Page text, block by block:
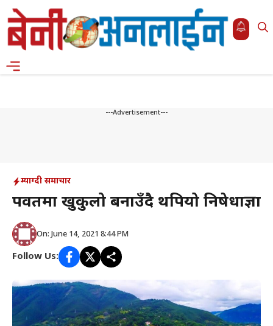
Skip
to
content
---Advertisement---
म्याग्दी समाचार
पर्वतमा खुकुलो बनाउँदै थपियो निषेधाज्ञा
On: June 14, 2021 8:44 PM
Follow Us: